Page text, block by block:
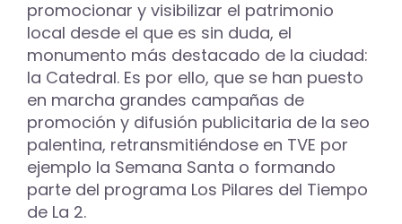
promocionar y visibilizar el patrimonio
local desde el que es sin duda, el
monumento más destacado de la ciudad:
la Catedral. Es por ello, que se han puesto
en marcha grandes campañas de
promoción y difusión publicitaria de la seo
palentina, retransmitiéndose en TVE por
ejemplo la Semana Santa o formando
parte del programa Los Pilares del Tiempo
de La 2.